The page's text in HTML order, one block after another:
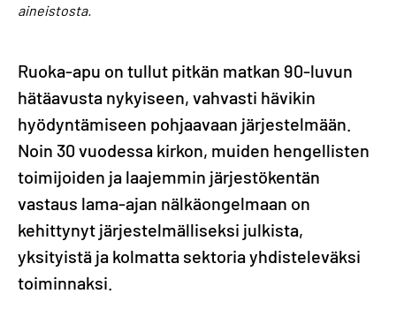
aineistosta.
Ruoka-apu on tullut pitkän matkan 90-luvun
hätäavusta nykyiseen, vahvasti hävikin
hyödyntämiseen pohjaavaan järjestelmään.
Noin 30 vuodessa kirkon, muiden hengellisten
toimijoiden ja laajemmin järjestökentän
vastaus lama-ajan nälkäongelmaan on
kehittynyt järjestelmälliseksi julkista,
yksityistä ja kolmatta sektoria yhdisteleväksi
toiminnaksi.